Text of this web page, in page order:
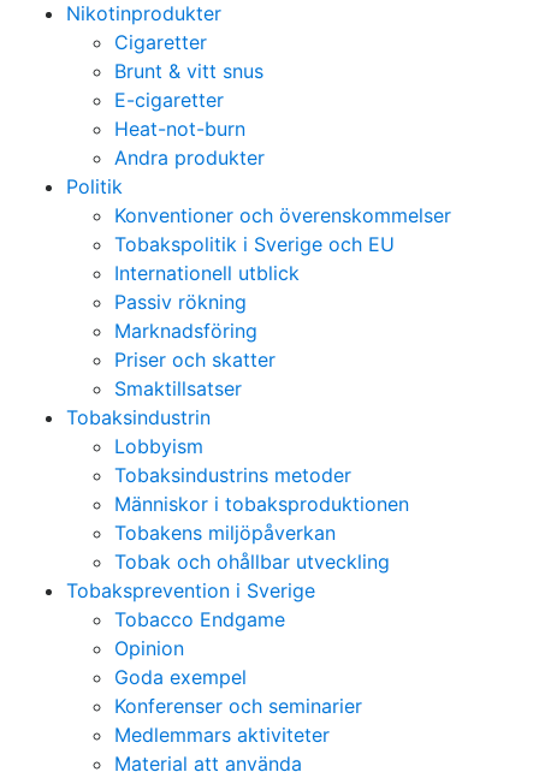
Nikotinprodukter
Cigaretter
Brunt & vitt snus
E-cigaretter
Heat-not-burn
Andra produkter
Politik
Konventioner och överenskommelser
Tobakspolitik i Sverige och EU
Internationell utblick
Passiv rökning
Marknadsföring
Priser och skatter
Smaktillsatser
Tobaksindustrin
Lobbyism
Tobaksindustrins metoder
Människor i tobaksproduktionen
Tobakens miljöpåverkan
Tobak och ohållbar utveckling
Tobaksprevention i Sverige
Tobacco Endgame
Opinion
Goda exempel
Konferenser och seminarier
Medlemmars aktiviteter
Material att använda